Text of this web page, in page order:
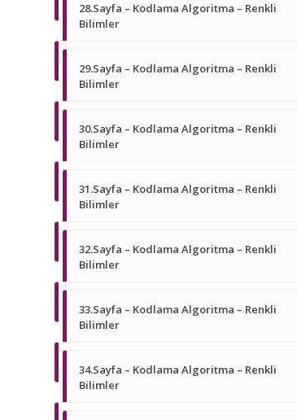
28.Sayfa – Kodlama Algoritma – Renkli
Bilimler
29.Sayfa – Kodlama Algoritma – Renkli
Bilimler
30.Sayfa – Kodlama Algoritma – Renkli
Bilimler
31.Sayfa – Kodlama Algoritma – Renkli
Bilimler
32.Sayfa – Kodlama Algoritma – Renkli
Bilimler
33.Sayfa – Kodlama Algoritma – Renkli
Bilimler
34.Sayfa – Kodlama Algoritma – Renkli
Bilimler